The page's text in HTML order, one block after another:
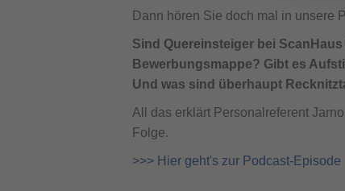
Dann hören Sie doch mal in unsere
Sind Quereinsteiger bei
Bewerbungsmappe? Gibt es
Und was sind überhaupt
All das erklärt Personalreferent
Folge.
>>> Hier geht's zur Podcast-Episode